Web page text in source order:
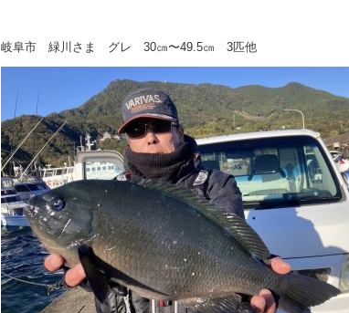
岐阜市 緑川さま グレ 30㎝〜49.5㎝ 3匹他